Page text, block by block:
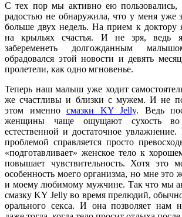
С тех пор мы активно ею
радостью не обнаружила, что у меня уже
больше двух недель. На прием к доктору
на крыльях счастья. И не зря, ведь я
забеременеть долгожданным
обрадовался этой новости и девять
пролетели, как одно мгновенье.
Теперь наш малыш уже ходит
же счастливы и близки с мужем. И не
этом именно смазки KY Jelly. Ведь
женщины чаще ощущают сухость во
естественной и достаточное
проблемой справляется просто
«подготавливает» женское тело к
повышает чувствительность. Хотя это
особенность моего организма, но мне это
и моему любимому мужчине. Так что мы
смазку KY Jelly во время прелюдий,
орального секса. И она позволяет нам